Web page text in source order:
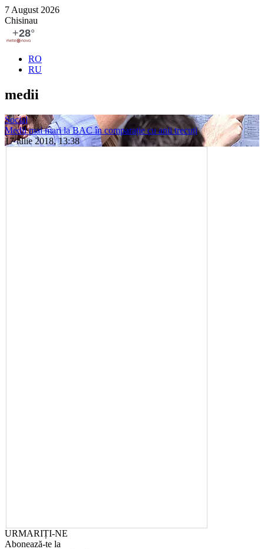
7 August 2026
Chisinau
RO
RU
medii
Social
Medii mai mari la BAC în comparație cu anii trecuți
17 iulie 2018, 13:38
URMARIȚI-NE
Abonează-te la